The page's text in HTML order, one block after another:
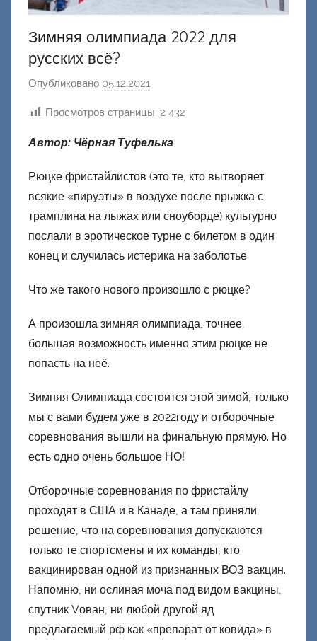
Зимняя олимпиада 2022 для
русских всё?
Опубликовано 05.12.2021
т
о
о
м
Ф
а
к
о
н
к
и
й
Просмотров страницы: 2 432
Автор: Чёрная Туфелька
Рюцке фристайлистов (это те, кто вытворяет
всякие «пируэты» в воздухе после прыжка с
трамплина на лыжах или сноуборде) культурно
послали в эротическое турне с билетом в один
конец и случилась истерика на заболотье.
Что же такого нового произошло с рюцке?
А произошла зимняя олимпиада, точнее,
большая возможность именно этим рюцке не
попасть на неё.
Зимняя Олимпиада состоится этой зимой, только
мы с вами будем уже в 2022году и отборочные
соревнования вышли на финальную прямую. Но
есть одно очень большое НО!
Отборочные соревнования по фристайлу
проходят в США и в Канаде, а там приняли
решение, что на соревнования допускаются
только те спортсмены и их команды, кто
вакцинирован одной из признанных ВОЗ вакцин.
Напомню, ни ослиная моча под видом вакцины,
спутник Vован, ни любой другой яд
предлагаемый рф как «препарат от ковида» в